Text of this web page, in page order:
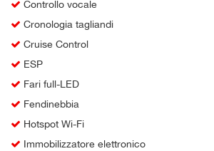
Controllo vocale
Cronologia tagliandi
Cruise Control
ESP
Fari full-LED
Fendinebbia
Hotspot Wi-Fi
Immobilizzatore elettronico